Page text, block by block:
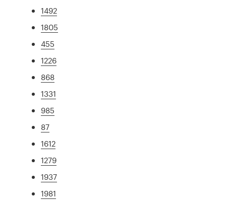
1492
1805
455
1226
868
1331
985
87
1612
1279
1937
1981